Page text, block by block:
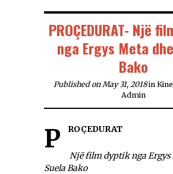
PROÇEDURAT- Një
nga Ergys Meta
Bako
Published on May 31, 2018 in
Admin
PROÇEDURAT
Një film dyptik nga Ergys
Suela Bako